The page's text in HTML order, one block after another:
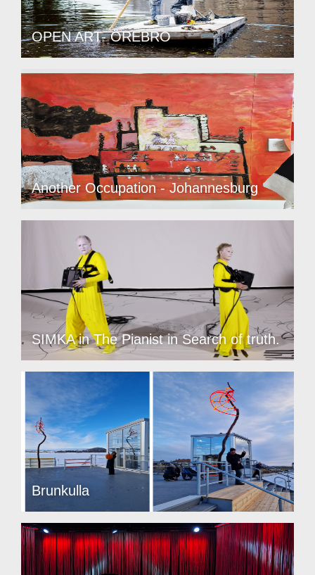
OPEN ART- ÖREBRO
Another Occupation - Johannesburg
SIMKA in The Pianist in Search of truth.
Brunkulla